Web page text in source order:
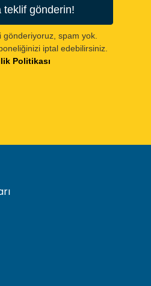
teklif gönderin!
gönderiyoruz, spam yok.
iptal edebilirsiniz.
Politikası